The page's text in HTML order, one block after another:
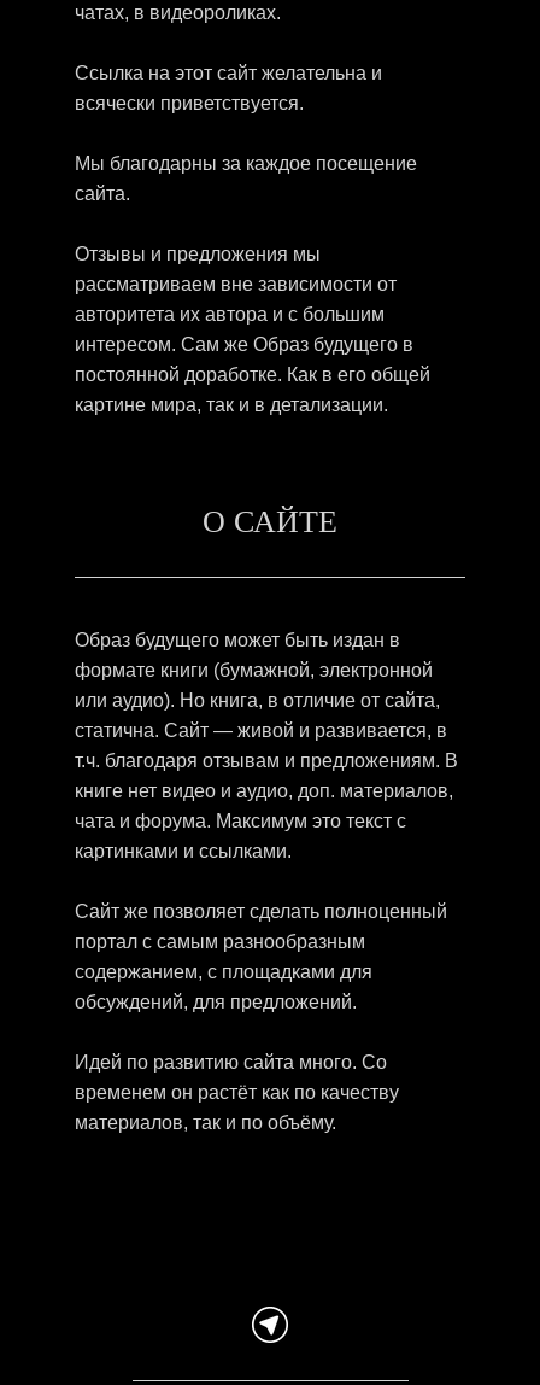
чатах, в видеороликах.
Ссылка на этот сайт желательна и
всячески приветствуется.
Мы благодарны за каждое посещение
сайта.
Отзывы и предложения мы
рассматриваем вне зависимости от
авторитета их автора и с большим
интересом. Сам же Образ будущего в
постоянной доработке. Как в его общей
картине мира, так и в детализации.
О САЙТЕ
Образ будущего может быть издан в
формате книги (бумажной, электронной
или аудио). Но книга, в отличие от сайта,
статична. Сайт — живой и развивается, в
т.ч. благодаря отзывам и предложениям. В
книге нет видео и аудио, доп. материалов,
чата и форума. Максимум это текст с
картинками и ссылками.
Сайт же позволяет сделать полноценный
портал с самым разнообразным
содержанием, с площадками для
обсуждений, для предложений.
Идей по развитию сайта много. Со
временем он растёт как по качеству
материалов, так и по объёму.